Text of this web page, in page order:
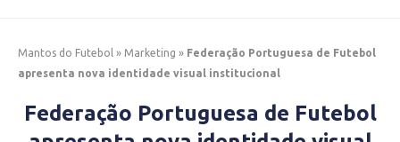
Mantos do Futebol » Marketing » Federação Portuguesa de Futebol
apresenta nova identidade visual institucional
Federação Portuguesa de Futebol